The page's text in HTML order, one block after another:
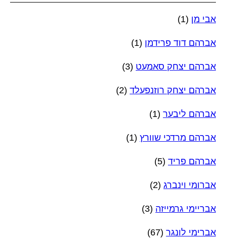
אבי מן (1)
אברהם דוד פרידמן (1)
אברהם יצחק סאמעט (3)
אברהם יצחק רוזנפעלד (2)
אברהם ליבער (1)
אברהם מרדכי שוורץ (1)
אברהם פריד (5)
אברומי וינברג (2)
אבריימי גרמייזה (3)
אברימי לונגר (67)